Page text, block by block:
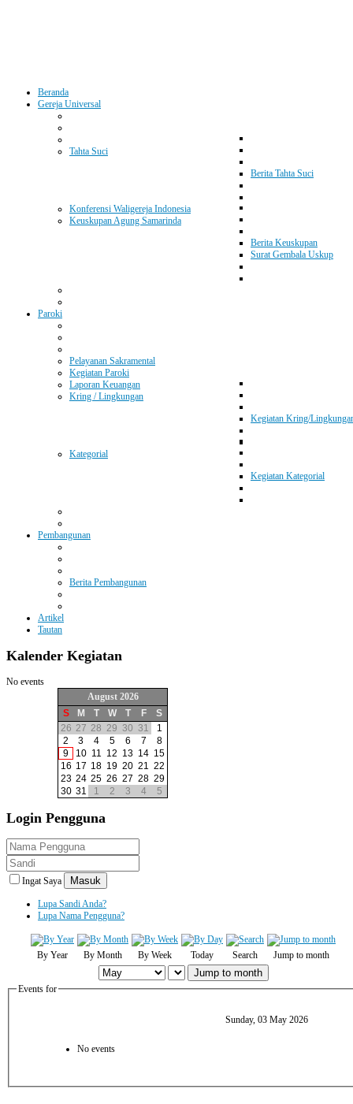
Beranda
Gereja Universal
Tahta Suci
Berita Tahta Suci
Konferensi Waligereja Indonesia
Keuskupan Agung Samarinda
Berita Keuskupan
Surat Gembala Uskup
Paroki
Pelayanan Sakramental
Kegiatan Paroki
Laporan Keuangan
Kring / Lingkungan
Kegiatan Kring/
Kategorial
Kegiatan Kategorial
Pembangunan
Berita Pembangunan
Artikel
Tautan
Kalender Kegiatan
No events
August 2026
S
M T W T F
S
26 27 28 29 30 31
1
2
3 4 5 6 7
8
9
10 11 12 13 14 15
16 17 18 19 20 21 22
23 24 25 26 27 28 29
30 31 1 2 3 4 5
Login Pengguna
Ingat Saya Masuk
Lupa Sandi Anda?
Lupa Nama Pengguna?
By Year By Month By Week Today Search Jump to month
Jump to month
Events for
Sunday, 03 May 2026
No events